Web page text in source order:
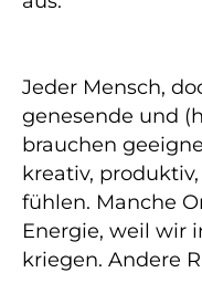
Jeder Mensch,
genesende und
brauchen
kreativ,
fühlen. Manche
Energie, weil wir
kriegen. Andere